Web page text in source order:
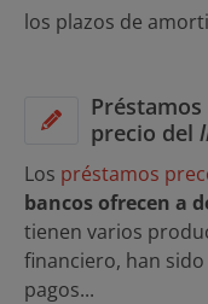
los plazos de
precio del
Los préstamos
bancos ofrecen a
tienen varios
financiero, han
pagos...